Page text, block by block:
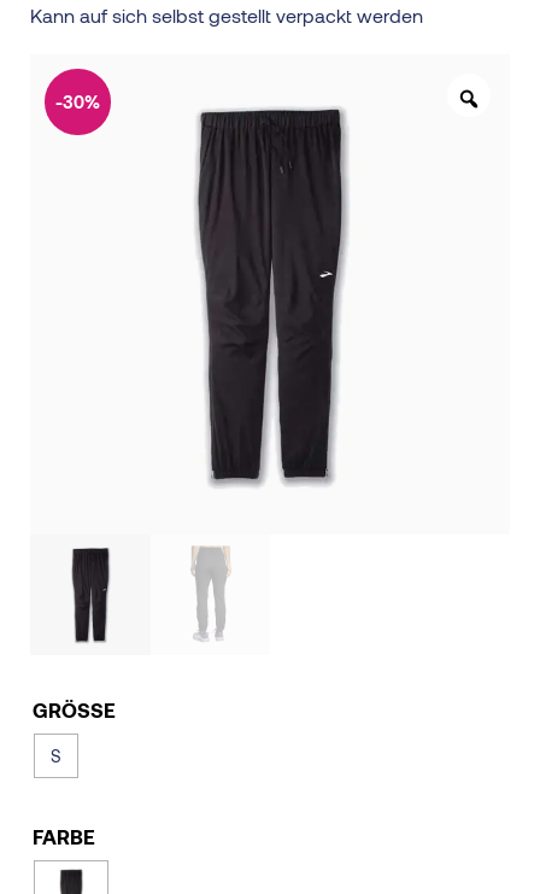
Kann auf sich selbst gestellt verpackt werden
-30%
GRÖSSE
S
FARBE